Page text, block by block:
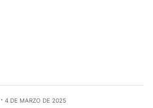
4 DE MARZO DE 2025